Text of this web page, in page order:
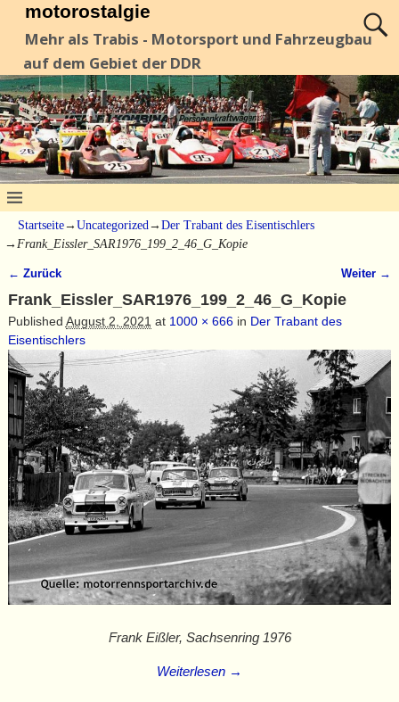
motorostalgie
Mehr als Trabis - Motorsport und Fahrzeugbau
auf dem Gebiet der DDR
Startseite→ Uncategorized → Der Trabant des Eisentischlers
→ Frank_Eissler_SAR1976_199_2_46_G_Kopie
Bilder-Navigation
← Zurück Weiter →
Frank_Eissler_SAR1976_199_2_46_G_Kopie
Published August 2, 2021 at 1000 × 666in Der Trabant des
Eisentischlers
Frank Eißler, Sachsenring 1976
Weiterlesen →